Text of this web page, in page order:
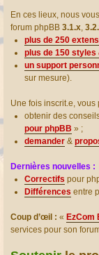
En ces lieux, nous
forum phpBB 3.1.x,
plus de 250
plus de 150
un support
sur mesure).
Une fois inscrit.e, vous
obtenir des
pour phpBB » ;
demander &
Dernières nouvelles :
Correctifs pour
Différences entre
Coup d’œil : « EzCom
services pour son